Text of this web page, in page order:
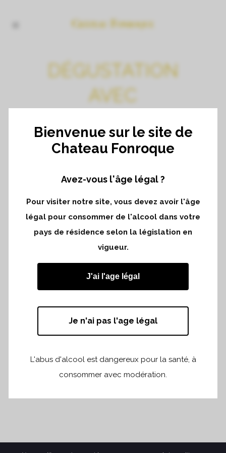
DÉGUSTATION
AVEC
DES GRANDS
À ZURICH
Présentation du millésime 2020 et 2019 à
Dégustation professionnelle
Bienvenue sur le site de
Chateau Fonroque
Avez-vous l'âge légal ?
Pour visiter notre site, vous devez avoir l'âge
légal pour consommer de l'alcool dans votre
pays de résidence selon la législation en
vigueur.
J'ai l'age légal
Je n'ai pas l'age légal
L'abus d'alcool est dangereux pour la santé, à
consommer avec modération.